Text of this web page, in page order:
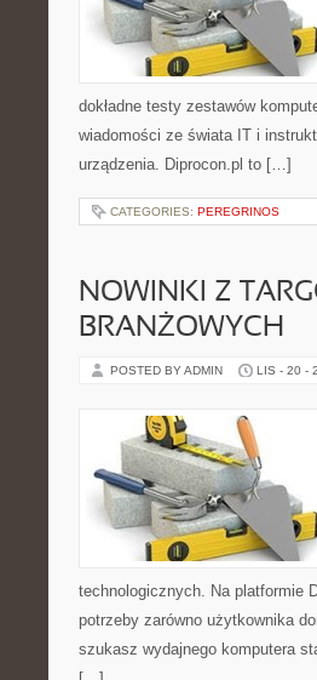
dokładne testy zestawów
wiadomości ze świata IT i
urządzenia. Diprocon.pl to […]
CATEGORIES: PEREGRINOS
NOWINKI Z
BRANŻOWYCH
POSTED BY ADMIN LIS - 20 -
technologicznych. Na platformie
potrzeby zarówno użytkownika
szukasz wydajnego komputera